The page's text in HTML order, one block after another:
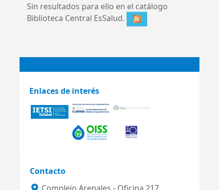
Sin resultados para ello en el catálogo
Biblioteca Central EsSalud.
Enlaces de interés
Contacto